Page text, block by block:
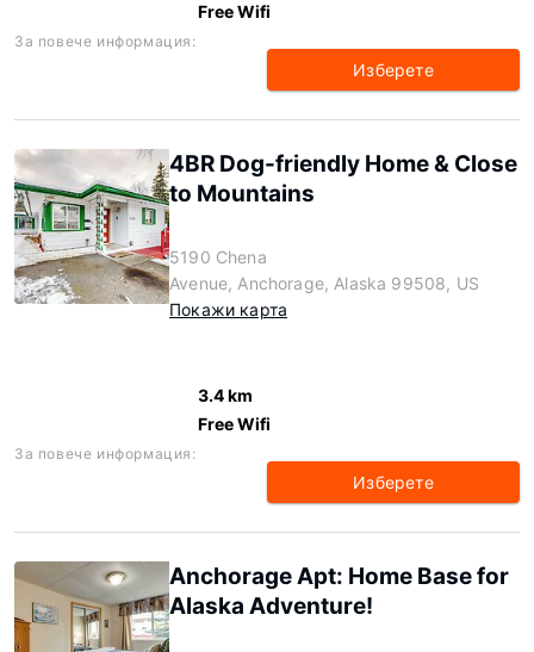
Free Wifi
За повече информация:
Изберете
4BR Dog-friendly Home & Close
to Mountains
5190 Chena
Avenue, Anchorage, Alaska 99508, US
Покажи карта
3.4 km
Free Wifi
За повече информация:
Изберете
Anchorage Apt: Home Base for
Alaska Adventure!